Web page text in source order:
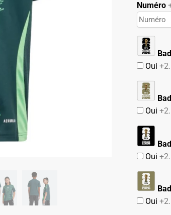
Numéro
Oui
Oui
Oui
Oui